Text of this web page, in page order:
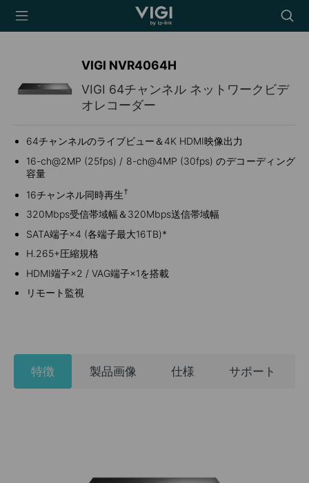
TP-Link, Reliably
icon
VIGI NVR4064H
VIGI 64チャンネル ネットワークビデ
オレコーダー
64チャンネルのライブビュー＆4K HDMI映像出力
16-ch@2MP (25fps) / 8-ch@4MP (30fps) のデコーディング
容量
16チャンネル同時再生†
320Mbps受信帯域幅＆320Mbps送信帯域幅
SATA端子×4 (各端子最大16TB)*
H.265+圧縮規格
HDMI端子×2 / VAG端子×1を搭載
リモート監視
特徴 製品画像 仕様 サポート